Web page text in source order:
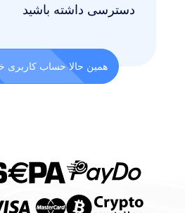
دسترسی داشته باشید
همین حالا حساب کاربری